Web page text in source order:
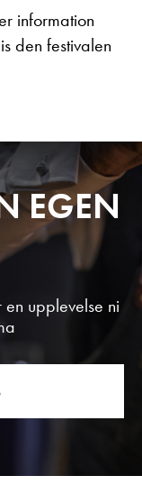
information
den festivalen
EGEN
upplevelse ni